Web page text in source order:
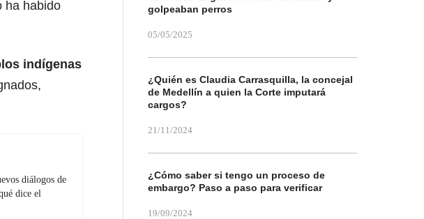
ha habido
indígenas
diálogos de
dice el
golpeaban perros
05/05/2025
¿Quién es Claudia Carrasquilla, la concejal
de Medellín a quien la Corte imputará
cargos?
21/11/2024
¿Cómo saber si tengo un proceso de
embargo? Paso a paso para verificar
19/09/2024